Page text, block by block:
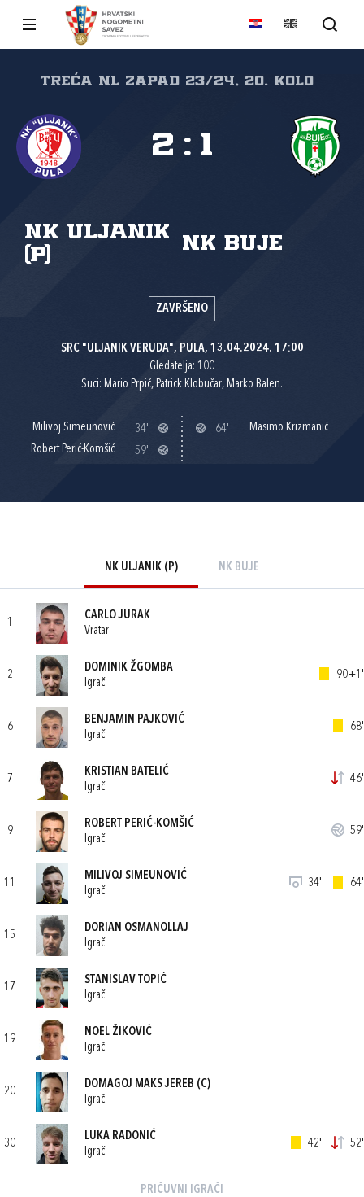
Treća NL Zapad 23/24, 20. kolo
NK Uljanik
(P)
NK Buje
2 : 1
ZAVRŠENO
SRC "ULJANIK VERUDA", PULA, 13.04.2024. 17:00
Gledatelja: 100
Suci: Mario Prpić, Patrick Klobučar, Marko Balen.
Milivoj Simeunović
34'
Robert Perić-Komšić
59'
64' Masimo Krizmanić
NK ULJANIK (P) NK BUJE
1
CARLO JURAK
Vratar
2
DOMINIK ŽGOMBA
Igrač
90+1'
6
BENJAMIN PAJKOVIĆ
Igrač
68'
7
KRISTIAN BATELIĆ
Igrač
46'
9
ROBERT PERIĆ-KOMŠIĆ
Igrač
59'
11
MILIVOJ SIMEUNOVIĆ
Igrač
34' 64'
15
DORIAN OSMANOLLAJ
Igrač
17
STANISLAV TOPIĆ
Igrač
19
NOEL ŽIKOVIĆ
Igrač
20
DOMAGOJ MAKS JEREB (C)
Igrač
30
LUKA RADONIĆ
Igrač
42' 52'
PRIČUVNI IGRAČI